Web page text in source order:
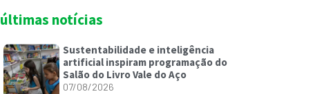
últimas notícias
Sustentabilidade e inteligência
artificial inspiram programação do
Salão do Livro Vale do Aço
07/08/2026